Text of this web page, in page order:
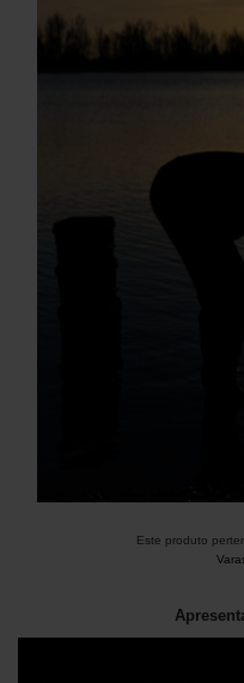
Este produto